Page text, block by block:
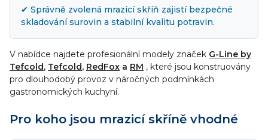
✔ Správně zvolená mrazicí skříň zajistí bezpečné
skladování surovin a stabilní kvalitu potravin.
V nabídce najdete profesionální modely značek G-Line by
Tefcold, Tefcold, RedFox a RM , které jsou konstruovány
pro dlouhodobý provoz v náročných podmínkách
gastronomických kuchyní.
Pro koho jsou mrazicí skříně vhodné